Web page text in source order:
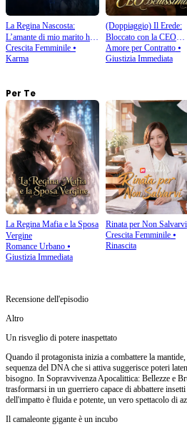
La Regina Nascosta:
L’amante di mio marito ha
distrutto il mio impero
Crescita Femminile ⦁
Karma
(Doppiaggio) Il Erede:
Bloccato con la CEO
Bellissima
Amore per Contratto⦁
Giustizia Immediata
Per Te
La Regina Mafia e la Sposa
Vergine
Romance Urbano ⦁
Giustizia Immediata
Rinata per Non Salvarvi
Crescita Femminile⦁
Rinascita
Recensione dell'episodio
Altro
Un risveglio di potere inaspettato
Quando il protagonista inizia a combattere la
sequenza del DNA che si attiva suggerisce poteri
bisogno. In Sopravvivenza Apocalittica: Bellezze e
trasformarsi in un guerriero capace di abbattere
dell'impatto è fluida e potente, un vero spettacolo di
Il camaleonte gigante è un incubo